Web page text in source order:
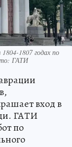
1807 годах по
ГАТИ
вход в
ГАТИ
по